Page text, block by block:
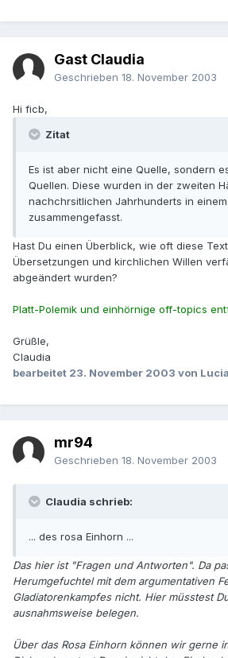
Gast Claudia
Geschrieben 18. November 2003
Hi ficb,
Zitat
Es ist aber nicht eine Quelle, sondern
Quellen. Diese wurden in der zweiten
nachchrsitlichen Jahrhunderts in
zusammengefasst.
Hast Du einen Überblick, wie oft diese
Übersetzungen und kirchlichen Willen
abgeändert wurden?
Platt-Polemik und einhörnige off-topics
Grüßle,
Claudia
bearbeitet 23. November 2003 von
mr94
Geschrieben 18. November 2003
Claudia schrieb:
... des rosa Einhorn ...
Das hier ist "Fragen und Antworten". Da
Herumgefuchtel mit dem argumentativen
Gladiatorenkampfes nicht. Hier müsstest
ausnahmsweise belegen.
Über das Rosa Einhorn können wir gerne